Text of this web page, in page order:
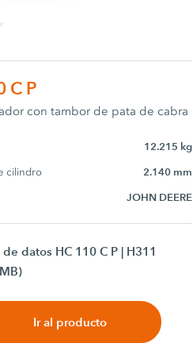
C P
con tambor de pata de cabra
12.215 kg
cilindro 2.140 mm
JOHN DEERE
de datos HC 110 C P | H311
Ir al producto